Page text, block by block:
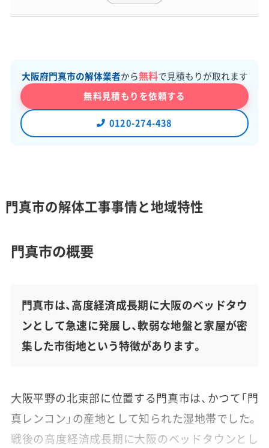
大阪府門真市の解体業者から無料で見積もりが取れます
無料見積もりを依頼する
0120-274-438
門真市の解体工事事情と地域特性
門真市の概要
門真市は、高度経済成長期に大阪のベッドタウ
ンとして急速に発展し、軟弱な地盤と家屋が密
集した市街地という特徴があります。
大阪平野の北東部に位置する門真市は、かつて「門
真レンコン」の産地として知られた湿地帯でした。
戦後の高度経済成長期に大阪のベッドタウンとし